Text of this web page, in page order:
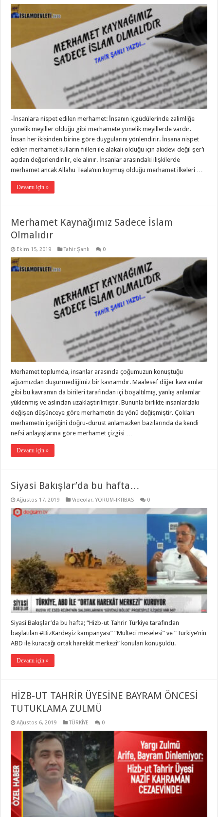
-İnsanlara nispet edilen merhamet: İnsanın içgüdülerinde zalimliğe
yönelik meyiller olduğu gibi merhamete yönelik meyillerde vardır.
İnsan her ikisinden birine göre duygularını yönlendirir. İnsana nispet
edilen merhamet kulların fiilleri ile alakalı olduğu için akidevi değil şer’i
açıdan değerlendirilir, ele alınır. İnsanlar arasındaki ilişkilerde
merhamet ancak Allahu Teala’nın koymuş olduğu merhamet ilkeleri …
Devamı için »
Merhamet Kaynağımız Sadece İslam
Olmalıdır
Ekim 15, 2019 Tahir Şanlı 0
Merhamet toplumda, insanlar arasında çoğumuzun konuştuğu
ağızımızdan düşürmediğimiz bir kavramdır. Maalesef diğer kavramlar
gibi bu kavramın da birileri tarafından içi boşaltılmış, yanlış anlamlar
yüklenmiş ve aslından uzaklaştırılmıştır. Bununla birlikte insanlardaki
değişen düşünceye göre merhametin de yönü değişmiştir. Çokları
merhametin içeriğini doğru-dürüst anlamazken bazılarında da kendi
nefsi anlayışlarına göre merhamet çizgisi …
Devamı için »
Siyasi Bakışlar’da bu hafta…
Ağustos 17, 2019 Videolar,YORUM-İKTİBAS 0
Siyasi Bakışlar’da bu hafta; “Hizb-ut Tahrir Türkiye tarafından
başlatılan #BizKardeşiz kampanyası” “Mülteci meselesi” ve “Türkiye’nin
ABD ile kuracağı ortak harekât merkezi” konuları konuşuldu.
Devamı için »
HİZB-UT TAHRİR ÜYESİNE BAYRAM ÖNCESİ
TUTUKLAMA ZULMÜ
Ağustos 6, 2019 TÜRKİYE 0